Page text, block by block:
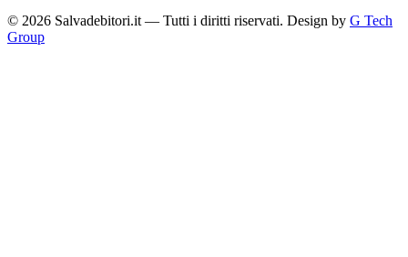
© 2026 Salvadebitori.it — Tutti i diritti riservati. Design by G Tech
Group